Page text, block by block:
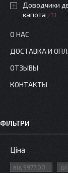
Доводчики
капота
31
О НАС
ДОСТАВКА И
ОТЗЫВЫ
КОНТАКТЫ
ФІЛЬТРИ
Ціна